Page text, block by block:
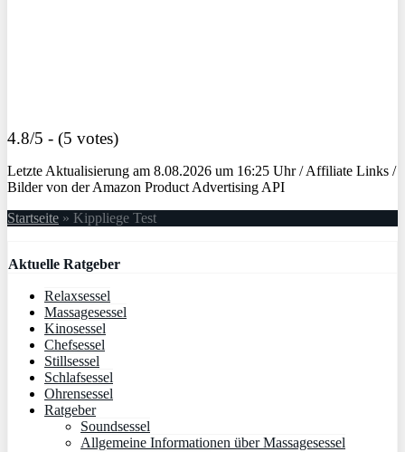
4.8/5 - (5 votes)
Letzte Aktualisierung am 8.08.2026 um 16:25 Uhr / Affiliate Links /
Bilder von der Amazon Product Advertising API
Startseite » Kippliege Test
Aktuelle Ratgeber
Relaxsessel
Massagesessel
Kinosessel
Chefsessel
Stillsessel
Schlafsessel
Ohrensessel
Ratgeber
Soundsessel
Allgemeine Informationen über Massagesessel